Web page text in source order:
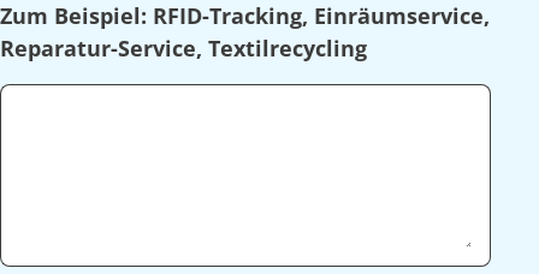
Zum Beispiel: RFID-Tracking, Einräumservice,
Reparatur-Service, Textilrecycling